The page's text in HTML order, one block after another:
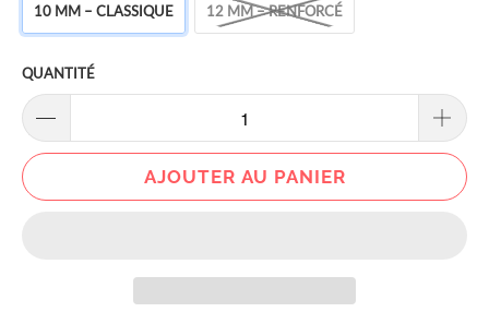
10 MM – CLASSIQUE 12 MM – RENFORCÉ
QUANTITÉ
AJOUTER AU PANIER